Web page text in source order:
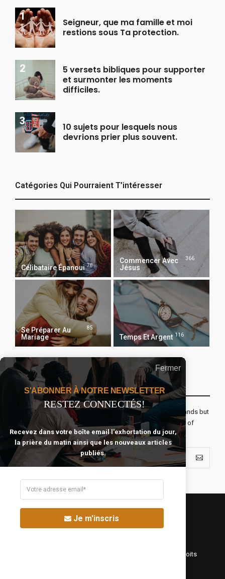
Seigneur, que ma famille et moi
restions sous Ta protection.
5 versets bibliques pour supporter
et surmonter les moments
difficiles.
10 sujets pour lesquels nous
devrions prier plus souvent.
Catégories Qui Pourraient T’intéresser
Célibataire Épanoui 78
Commencer Avec
Jésus
366
Se Préparer Au
Mariage
85
Temps Et Argent 116
Recevoir Notre Newsletter Chaque Matin
The real voyage of discovery consists not in seeking new lands but
seeing with new eyes. All journeys have secret destinations of
which the traveler is unaware.
©Fréquence Chrétienne Production 2016-2025. Tous droits
Fermer
S'ABONNER À NOTRE NEWSLETTER
RESTEZ CONNECTÉS!
Recevez dans votre boîte email l'exhortation du jour,
la prière du matin ainsi que les nouveaux articles
publiés.
Je m'inscris